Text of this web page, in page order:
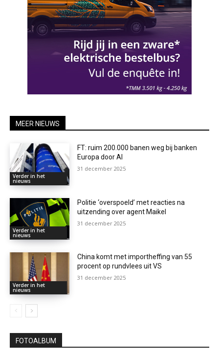
MEER NIEUWS
Verder in het
nieuws
FT: ruim 200.000 banen weg bij banken
Europa door AI
31 december 2025
Verder in het
nieuws
Politie ‘overspoeld’ met reacties na
uitzending over agent Maikel
31 december 2025
Verder in het
nieuws
China komt met importheffing van 55
procent op rundvlees uit VS
31 december 2025
FOTOALBUM